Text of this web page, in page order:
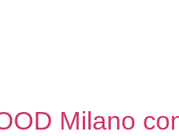
Milano